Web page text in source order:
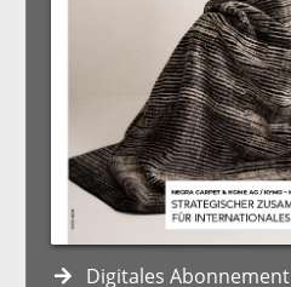
Digitales Abonnement